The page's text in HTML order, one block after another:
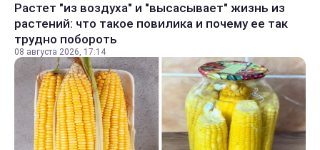
Растет "из воздуха" и "высасывает" жизнь из
растений: что такое повилика и почему ее так
трудно побороть
08 августа 2026, 17:14